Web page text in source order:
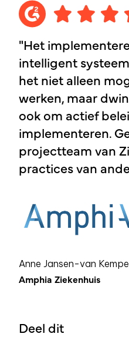
"Het
intelligent
het niet alleen
werken, maar
ook om actief
implementeren.
projectteam van
practices van
Anne Jansen-van
Amphia Ziekenhuis
Deel dit